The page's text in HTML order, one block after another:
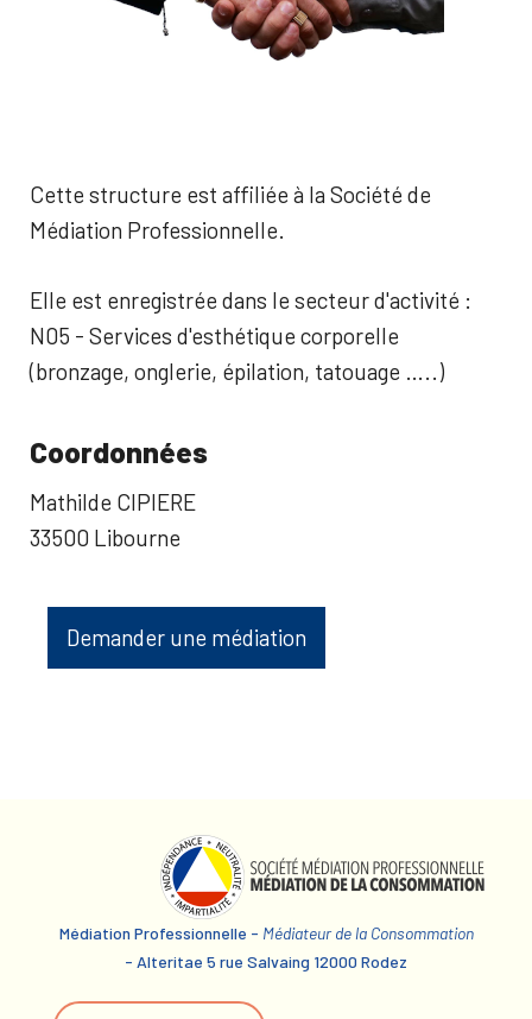
Cette structure est affiliée à la Société de
Médiation Professionnelle.
Elle est enregistrée dans le secteur d'activité :
N05 - Services d'esthétique corporelle
(bronzage, onglerie, épilation, tatouage …..)
Coordonnées
Mathilde CIPIERE
33500 Libourne
Demander une médiation
Médiation Professionnelle - Médiateur de la Consommation
- Alteritae 5 rue Salvaing 12000 Rodez